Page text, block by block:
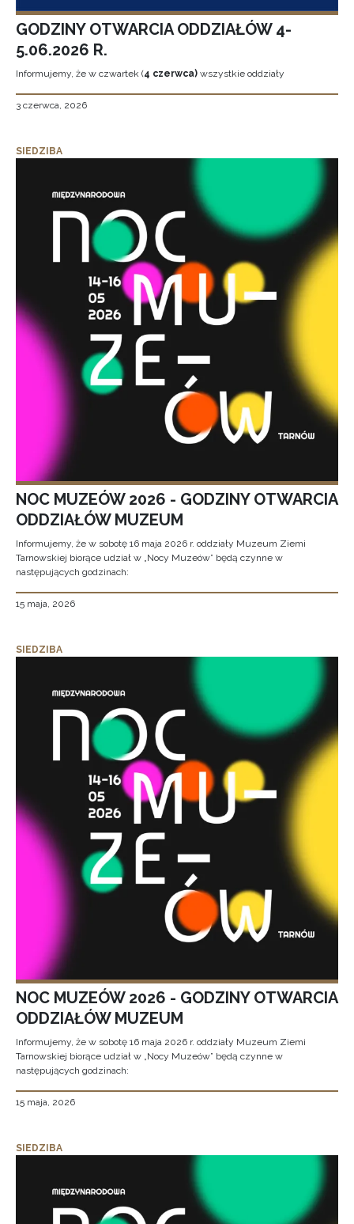
GODZINY OTWARCIA ODDZIAŁÓW 4-
5.06.2026 R.
Informujemy, że w czwartek (4 czerwca) wszystkie oddziały
3 czerwca, 2026
SIEDZIBA
NOC MUZEÓW 2026 - GODZINY OTWARCIA
ODDZIAŁÓW MUZEUM
Informujemy, że w sobotę 16 maja 2026 r. oddziały Muzeum Ziemi
Tarnowskiej biorące udział w „Nocy Muzeów” będą czynne w
następujących godzinach:
15 maja, 2026
SIEDZIBA
NOC MUZEÓW 2026 - GODZINY OTWARCIA
ODDZIAŁÓW MUZEUM
Informujemy, że w sobotę 16 maja 2026 r. oddziały Muzeum Ziemi
Tarnowskiej biorące udział w „Nocy Muzeów” będą czynne w
następujących godzinach:
15 maja, 2026
SIEDZIBA